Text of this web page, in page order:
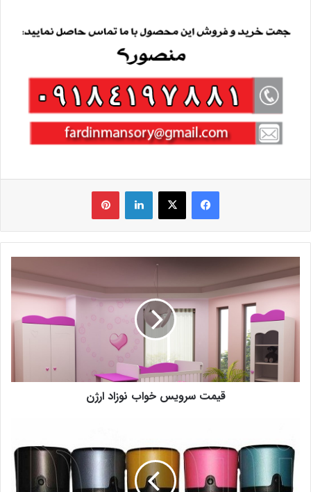
فیس بوک X لینکدین ‫پین‌ترست
قیمت سرویس خواب نوزاد ارژن